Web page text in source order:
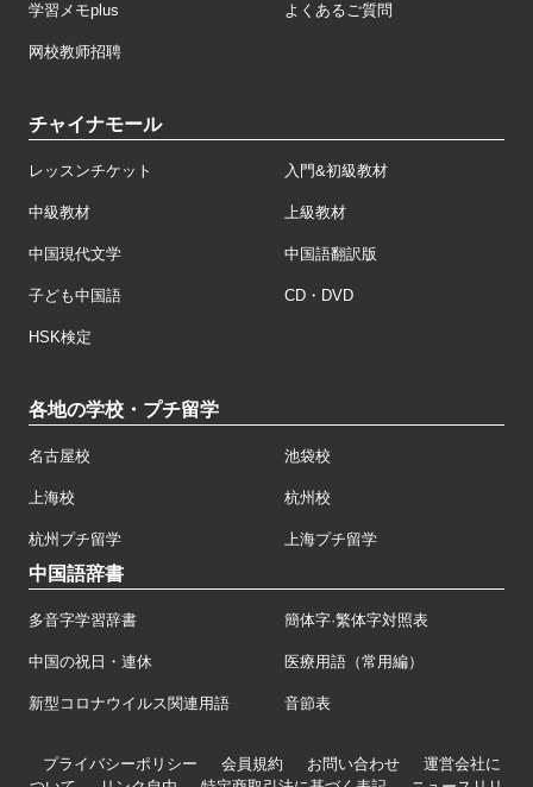
学習メモplus よくあるご質問
网校教师招聘
チャイナモール
レッスンチケット 入門&初級教材
中級教材 上級教材
中国現代文学 中国語翻訳版
子ども中国語 CD・DVD
HSK検定
各地の学校・プチ留学
名古屋校 池袋校
上海校 杭州校
杭州プチ留学 上海プチ留学
中国語辞書
多音字学習辞書 簡体字·繁体字対照表
中国の祝日・連休 医療用語（常用編）
新型コロナウイルス関連用語 音節表
プライバシーポリシー 会員規約 お問い合わせ
運営会社に